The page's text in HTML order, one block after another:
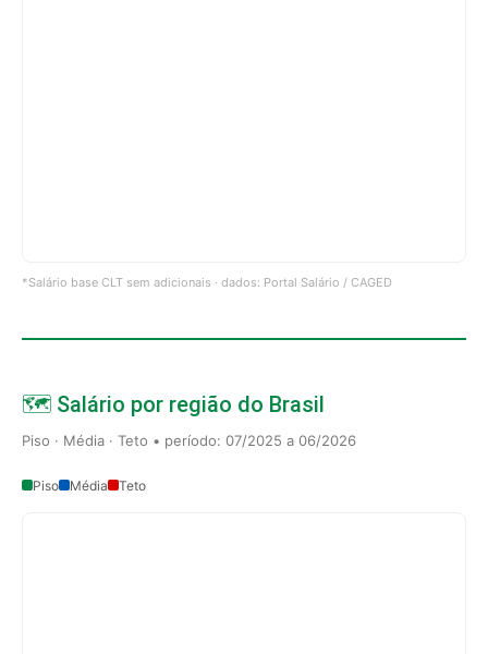
*Salário base CLT sem adicionais · dados: Portal Salário / CAGED
🗺️ Salário por região do Brasil
Piso · Média · Teto • período: 07/2025 a 06/2026
Piso Média Teto